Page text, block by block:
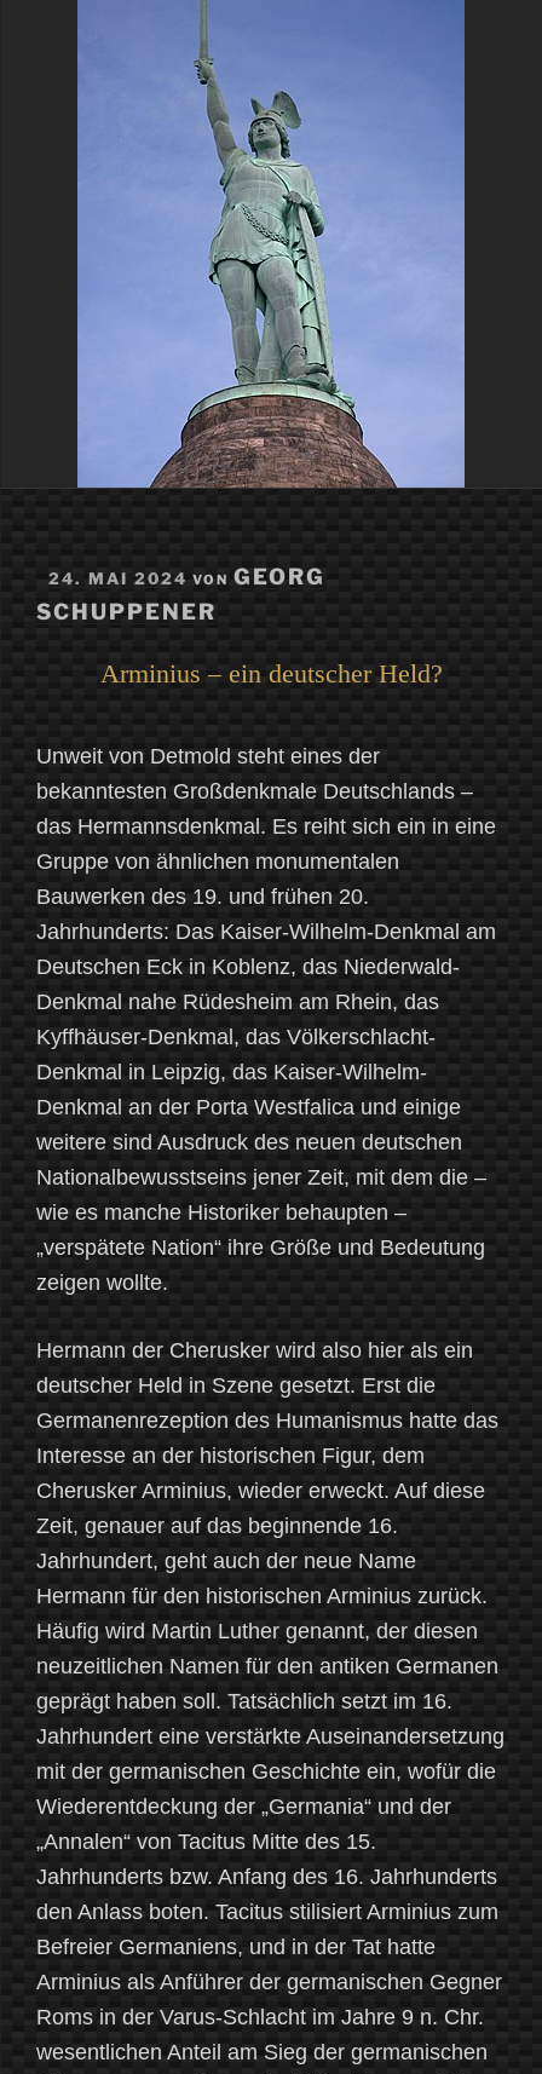
AM
24. MAI 2024 VON GEORG
SCHUPPENER
Arminius – ein deutscher Held?
Unweit von Detmold steht eines der
bekanntesten Großdenkmale Deutschlands –
das Hermannsdenkmal. Es reiht sich ein in eine
Gruppe von ähnlichen monumentalen
Bauwerken des 19. und frühen 20.
Jahrhunderts: Das Kaiser-Wilhelm-Denkmal am
Deutschen Eck in Koblenz, das Niederwald-
Denkmal nahe Rüdesheim am Rhein, das
Kyffhäuser-Denkmal, das Völkerschlacht-
Denkmal in Leipzig, das Kaiser-Wilhelm-
Denkmal an der Porta Westfalica und einige
weitere sind Ausdruck des neuen deutschen
Nationalbewusstseins jener Zeit, mit dem die –
wie es manche Historiker behaupten –
„verspätete Nation“ ihre Größe und Bedeutung
zeigen wollte.
Hermann der Cherusker wird also hier als ein
deutscher Held in Szene gesetzt. Erst die
Germanenrezeption des Humanismus hatte das
Interesse an der historischen Figur, dem
Cherusker Arminius, wieder erweckt. Auf diese
Zeit, genauer auf das beginnende 16.
Jahrhundert, geht auch der neue Name
Hermann für den historischen Arminius zurück.
Häufig wird Martin Luther genannt, der diesen
neuzeitlichen Namen für den antiken Germanen
geprägt haben soll. Tatsächlich setzt im 16.
Jahrhundert eine verstärkte Auseinandersetzung
mit der germanischen Geschichte ein, wofür die
Wiederentdeckung der „Germania“ und der
„Annalen“ von Tacitus Mitte des 15.
Jahrhunderts bzw. Anfang des 16. Jahrhunderts
den Anlass boten. Tacitus stilisiert Arminius zum
Befreier Germaniens, und in der Tat hatte
Arminius als Anführer der germanischen Gegner
Roms in der Varus-Schlacht im Jahre 9 n. Chr.
wesentlichen Anteil am Sieg der germanischen